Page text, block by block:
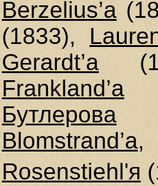
Berzelius’a
(1833),
Gerardt’a
Frankland’a
Бутлерова
Blomstrand’a
Rosenstiehl'я